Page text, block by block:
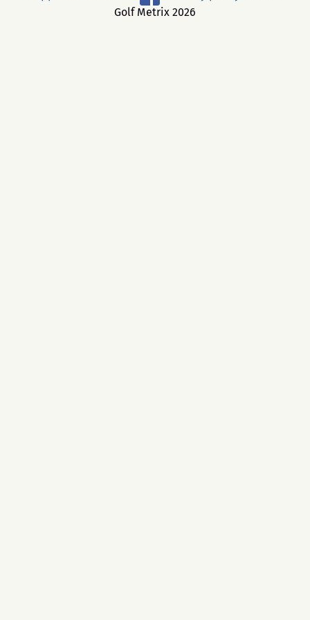
Golf Metrix 2026